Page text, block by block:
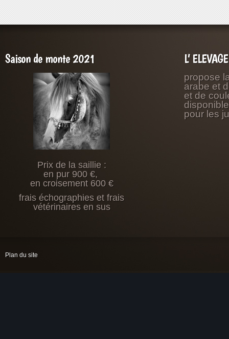
Saison de monte 2021
Prix de la saillie :
en pur 900 €,
en croisement 600 €
frais échographies et frais
vétérinaires en sus
L’
propose
arabe et
et de
pour les
Plan du site